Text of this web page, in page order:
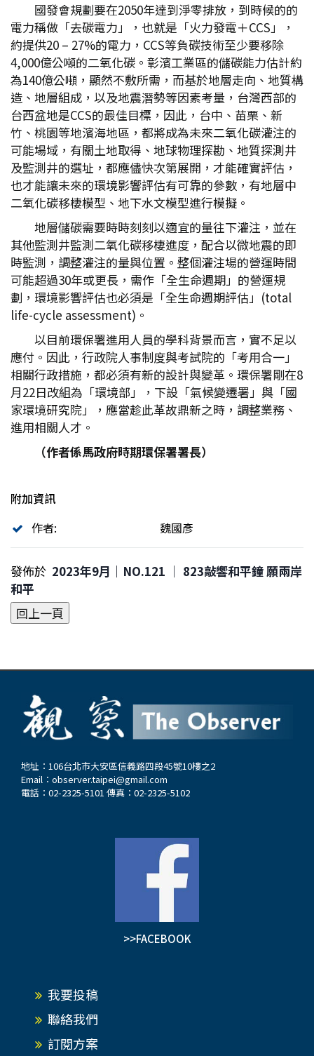
國發會規劃要在2050年達到淨零排放，到時候的的
電力稱做「去碳電力」，也就是「火力發電＋CCS」，
約提供20 – 27%的電力，CCS等負碳技術至少要移除
4,000億公噸的二氧化碳。彰濱工業區的儲碳能力估計約
為140億公噸，顯然不敷所需，而基於地層走向、地質構
造、地層組成，以及地震潛勢等因素考量，台灣西部的
台西盆地是CCS的最佳目標，因此，台中、苗栗、新
竹、桃園等地濱海地區，都將成為未來二氧化碳灌注的
可能場域，有關土地取得、地球物理探勘、地質探測井
及監測井的選址，都應儘快次第展開，才能確實評估，
也才能讓未來的環境影響評估有可靠的參數，有地層中
二氧化碳移棲模型、地下水文模型進行模擬。
地層儲碳需要時時刻刻以適宜的量往下灌注，並在
其他監測井監測二氧化碳移棲進度，配合以微地震的即
時監測，調整灌注的量與位置。整個灌注場的營運時間
可能超過30年或更長，需作「全生命週期」的營運規
劃，環境影響評估也必須是「全生命週期評估」(total
life-cycle assessment)。
以目前環保署進用人員的學科背景而言，實不足以
應付。因此，行政院人事制度與考試院的「考用合一」
相關行政措施，都必須有新的設計與變革。環保署剛在8
月22日改組為「環境部」，下設「氣候變遷署」與「國
家環境研究院」，應當趁此革故鼎新之時，調整業務、
進用相關人才。
（作者係馬政府時期環保署署長）
附加資訊
作者:
魏國彥
發佈於 2023年9月｜NO.121 │ 823敲響和平鐘 願兩岸
和平
地址：106台北市大安區信義路四段45號10樓之2
Email： observer.taipei@gmail.com
電話：02-2325-5101 傳真：02-2325-5102
>>FACEBOOK
我要投稿
聯絡我們
訂閱方案